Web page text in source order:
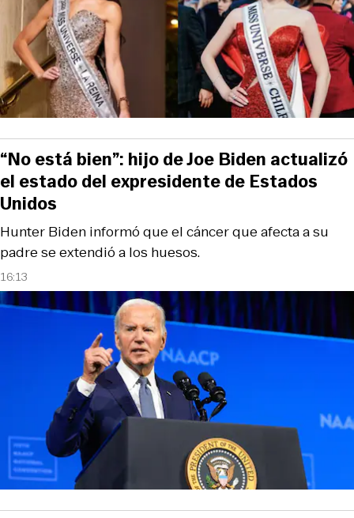
16:13
Hunter Biden informó que el cáncer que afecta a su
padre se extendió a los huesos.
“No está bien”: hijo de Joe Biden actualizó
el estado del expresidente de Estados
Unidos